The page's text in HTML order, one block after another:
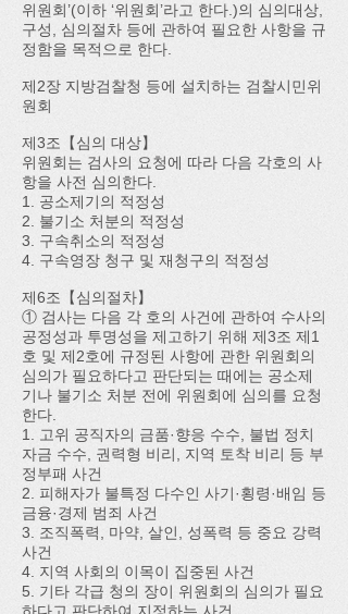
위원회’(이하 ‘위원회’라고 한다.)의 심의대상,
구성, 심의절차 등에 관하여 필요한 사항을 규
정함을 목적으로 한다.
제2장 지방검찰청 등에 설치하는 검찰시민위
원회
제3조【심의 대상】
위원회는 검사의 요청에 따라 다음 각호의 사
항을 사전 심의한다.
1. 공소제기의 적정성
2. 불기소 처분의 적정성
3. 구속취소의 적정성
4. 구속영장 청구 및 재청구의 적정성
제6조【심의절차】
① 검사는 다음 각 호의 사건에 관하여 수사의
공정성과 투명성을 제고하기 위해 제3조 제1
호 및 제2호에 규정된 사항에 관한 위원회의
심의가 필요하다고 판단되는 때에는 공소제
기나 불기소 처분 전에 위원회에 심의를 요청
한다.
1. 고위 공직자의 금품·향응 수수, 불법 정치
자금 수수, 권력형 비리, 지역 토착 비리 등 부
정부패 사건
2. 피해자가 불특정 다수인 사기·횡령·배임 등
금융·경제 범죄 사건
3. 조직폭력, 마약, 살인, 성폭력 등 중요 강력
사건
4. 지역 사회의 이목이 집중된 사건
5. 기타 각급 청의 장이 위원회의 심의가 필요